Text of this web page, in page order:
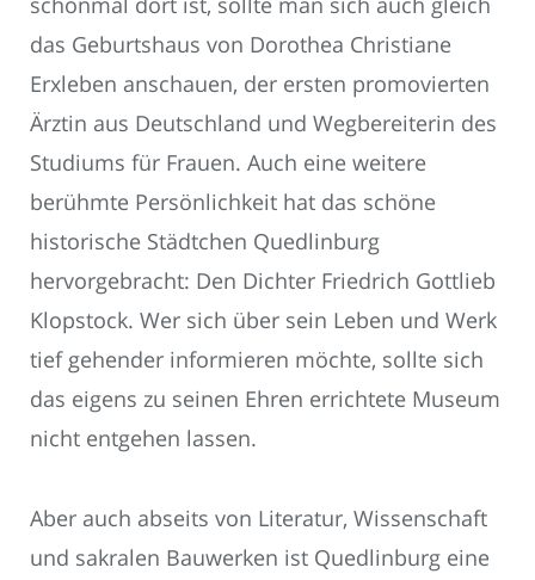
das Geburtshaus von Dorothea Christiane
Erxleben anschauen, der ersten promovierten
Ärztin aus Deutschland und Wegbereiterin des
Studiums für Frauen. Auch eine weitere
berühmte Persönlichkeit hat das schöne
historische Städtchen Quedlinburg
hervorgebracht: Den Dichter Friedrich Gottlieb
Klopstock. Wer sich über sein Leben und Werk
tief gehender informieren möchte, sollte sich
das eigens zu seinen Ehren errichtete Museum
nicht entgehen lassen.
Aber auch abseits von Literatur, Wissenschaft
und sakralen Bauwerken ist Quedlinburg eine